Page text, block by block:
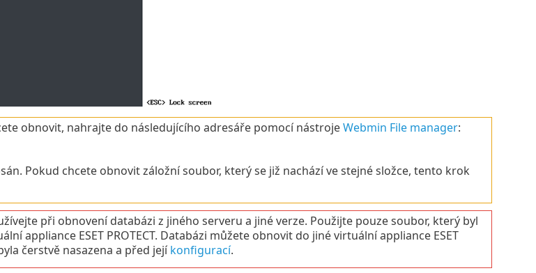
obnovit, nahrajte do následujícího adresáře pomocí nástrojeWebmin File manager:
Pokud chcete obnovit záložní soubor, který se již nachází ve stejné složce, tento krok
při obnovení databázi z jiného serveru a jiné verze. Použijte pouze soubor, který byl
appliance ESET PROTECT. Databázi můžete obnovit do jiné virtuální appliance ESET
čerstvě nasazena a před jejíkonfigurací.